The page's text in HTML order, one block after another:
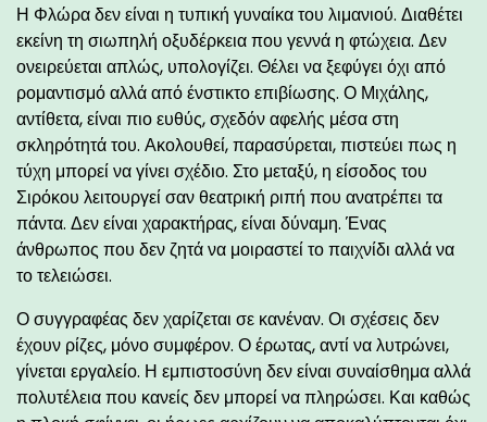
Η Φλώρα δεν είναι η τυπική γυναίκα του λιμανιού. Διαθέτει
εκείνη τη σιωπηλή οξυδέρκεια που γεννά η φτώχεια. Δεν
ονειρεύεται απλώς, υπολογίζει. Θέλει να ξεφύγει όχι από
ρομαντισμό αλλά από ένστικτο επιβίωσης. Ο Μιχάλης,
αντίθετα, είναι πιο ευθύς, σχεδόν αφελής μέσα στη
σκληρότητά του. Ακολουθεί, παρασύρεται, πιστεύει πως η
τύχη μπορεί να γίνει σχέδιο. Στο μεταξύ, η είσοδος του
Σιρόκου λειτουργεί σαν θεατρική ριπή που ανατρέπει τα
πάντα. Δεν είναι χαρακτήρας, είναι δύναμη. Ένας
άνθρωπος που δεν ζητά να μοιραστεί το παιχνίδι αλλά να
το τελειώσει.
Ο συγγραφέας δεν χαρίζεται σε κανέναν. Οι σχέσεις δεν
έχουν ρίζες, μόνο συμφέρον. Ο έρωτας, αντί να λυτρώνει,
γίνεται εργαλείο. Η εμπιστοσύνη δεν είναι συναίσθημα αλλά
πολυτέλεια που κανείς δεν μπορεί να πληρώσει. Και καθώς